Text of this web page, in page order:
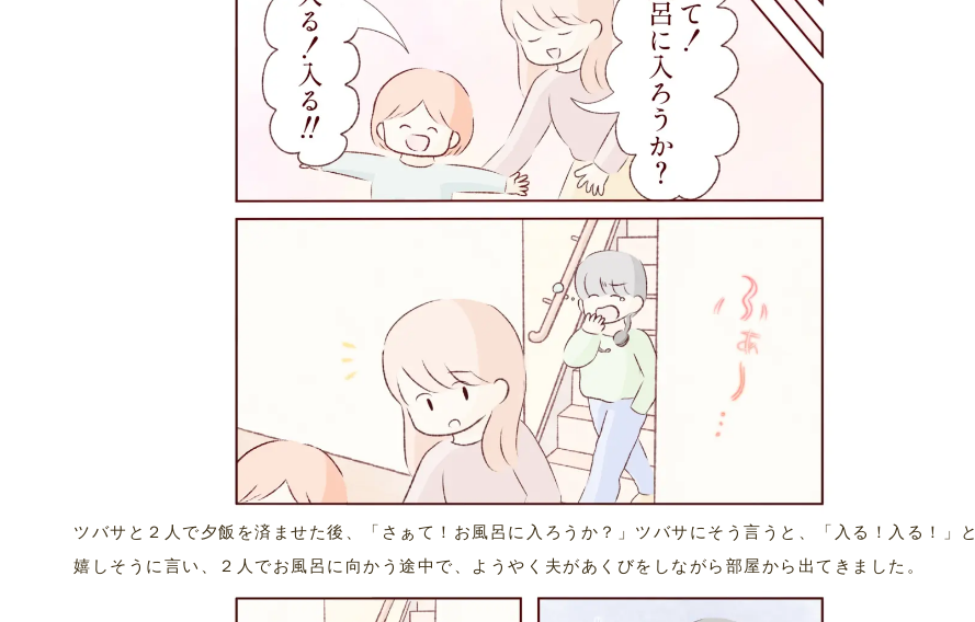
ツバサと２人で夕飯を済ませた後、「さぁて！お風呂に入ろうか？」ツバサにそう言うと、「入る！入る！」と
嬉しそうに言い、２人でお風呂に向かう途中で、ようやく夫があくびをしながら部屋から出てきました。